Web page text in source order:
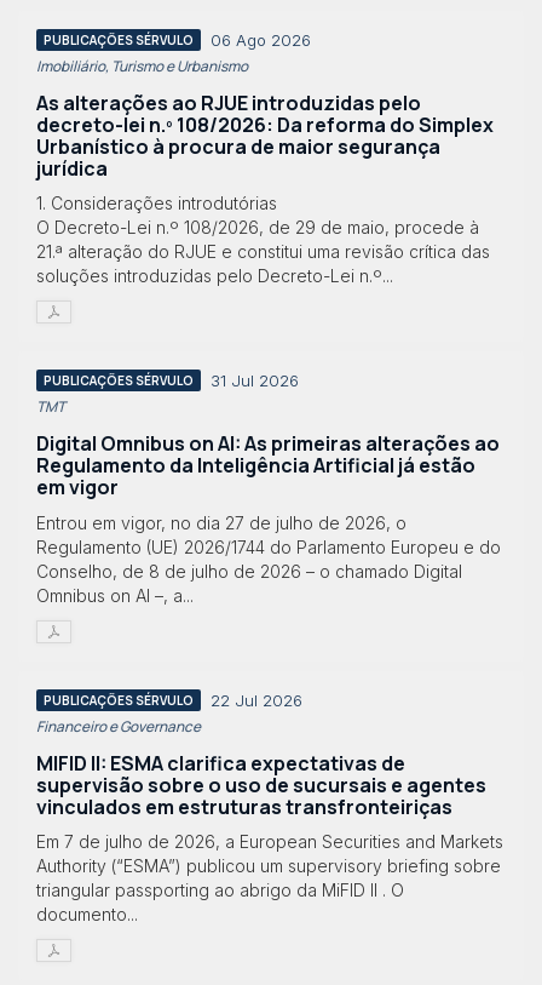
PUBLICAÇÕES SÉRVULO 06 Ago 2026
Imobiliário, Turismo e Urbanismo
As alterações ao RJUE introduzidas pelo
decreto-lei n.º 108/2026: Da reforma do Simplex
Urbanístico à procura de maior segurança
jurídica
1. Considerações introdutórias
O Decreto-Lei n.º 108/2026, de 29 de maio, procede à
21.ª alteração do RJUE e constitui uma revisão crítica das
soluções introduzidas pelo Decreto-Lei n.º...
PUBLICAÇÕES SÉRVULO 31 Jul 2026
TMT
Digital Omnibus on AI: As primeiras alterações ao
Regulamento da Inteligência Artificial já estão
em vigor
Entrou em vigor, no dia 27 de julho de 2026, o
Regulamento (UE) 2026/1744 do Parlamento Europeu e do
Conselho, de 8 de julho de 2026 – o chamado Digital
Omnibus on AI –, a...
PUBLICAÇÕES SÉRVULO 22 Jul 2026
Financeiro e Governance
MIFID II: ESMA clarifica expectativas de
supervisão sobre o uso de sucursais e agentes
vinculados em estruturas transfronteiriças
Em 7 de julho de 2026, a European Securities and Markets
Authority (“ESMA”) publicou um supervisory briefing sobre
triangular passporting ao abrigo da MiFID II . O
documento...